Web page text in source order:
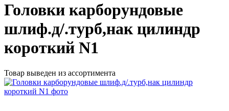
Головки карборундовые
шлиф.д/.турб,нак цилиндр
короткий N1
Товар выведен из ассортимента